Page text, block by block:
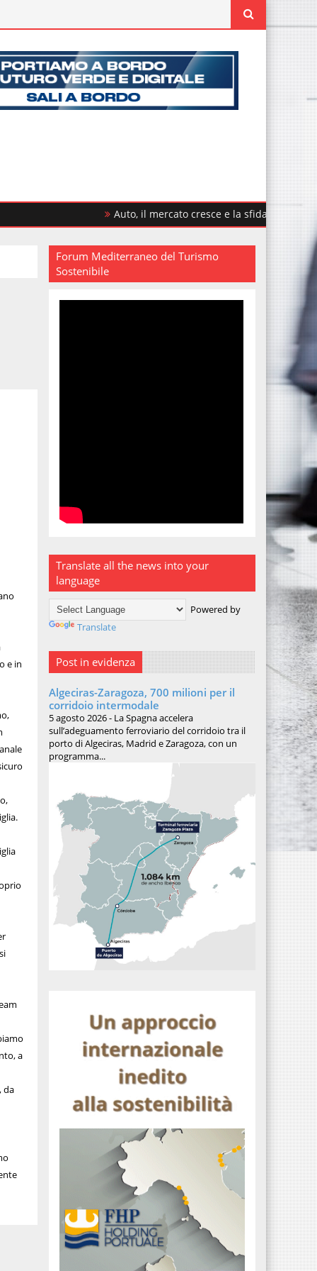
Auto, il mercato cresce e la sfida è rinnovare il
e in
a
da
Forum Mediterraneo del Turismo
Sostenibile
Translate all the news into your
language
Powered by
Translate
Post in evidenza
Algeciras-Zaragoza, 700 milioni per il
corridoio intermodale
5 agosto 2026 - La Spagna accelera
sull’adeguamento ferroviario del corridoio tra il
porto di Algeciras, Madrid e Zaragoza, con un
programma...